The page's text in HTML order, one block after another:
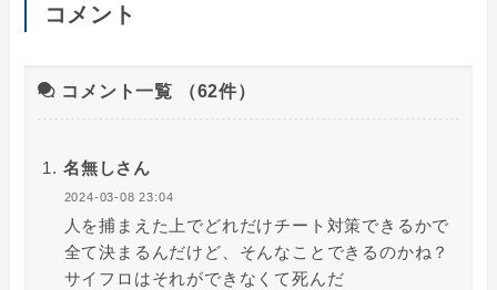
コメント
コメント一覧 （62件）
名無しさん
2024-03-08 23:04
人を捕まえた上でどれだけチート対策できるかで
全て決まるんだけど、そんなことできるのかね？
サイフロはそれができなくて死んだ